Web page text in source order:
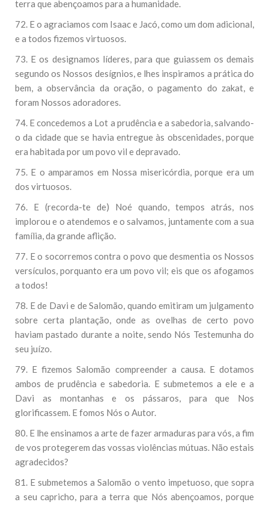
terra que abençoamos para a humanidade.
72. E o agraciamos com Isaac e Jacó, como um dom adicional,
e a todos fizemos virtuosos.
73. E os designamos líderes, para que guiassem os demais
segundo os Nossos desígnios, e lhes inspiramos a prática do
bem, a observância da oração, o pagamento do zakat, e
foram Nossos adoradores.
74. E concedemos a Lot a prudência e a sabedoria, salvando-
o da cidade que se havia entregue às obscenidades, porque
era habitada por um povo vil e depravado.
75. E o amparamos em Nossa misericórdia, porque era um
dos virtuosos.
76. E (recorda-te de) Noé quando, tempos atrás, nos
implorou e o atendemos e o salvamos, juntamente com a sua
família, da grande aflição.
77. E o socorremos contra o povo que desmentia os Nossos
versículos, porquanto era um povo vil; eis que os afogamos
a todos!
78. E de Davi e de Salomão, quando emitiram um julgamento
sobre certa plantação, onde as ovelhas de certo povo
haviam pastado durante a noite, sendo Nós Testemunha do
seu juízo.
79. E fizemos Salomão compreender a causa. E dotamos
ambos de prudência e sabedoria. E submetemos a ele e a
Davi as montanhas e os pássaros, para que Nos
glorificassem. E fomos Nós o Autor.
80. E lhe ensinamos a arte de fazer armaduras para vós, a fim
de vos protegerem das vossas violências mútuas. Não estais
agradecidos?
81. E submetemos a Salomão o vento impetuoso, que sopra
a seu capricho, para a terra que Nós abençoamos, porque